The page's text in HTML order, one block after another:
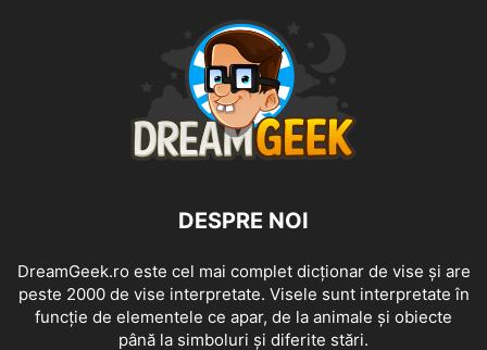
DESPRE NOI
DreamGeek.ro este cel mai complet dicționar de vise și are
peste 2000 de vise interpretate. Visele sunt interpretate în
funcție de elementele ce apar, de la animale și obiecte
până la simboluri și diferite stări.